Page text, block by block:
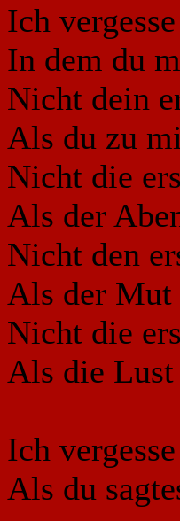
Ich
In dem du
Nicht dein
Als du zu
Nicht die
Als der
Nicht den
Als der Mut
Nicht die
Als die Lust
Ich
Als du